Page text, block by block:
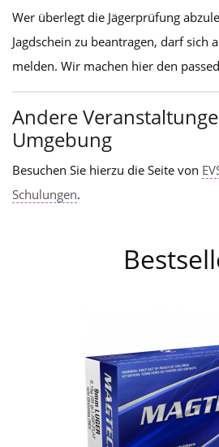
Wer überlegt die Jägerprüfung
Jagdschein zu beantragen, darf sich
melden. Wir machen hier den
Andere
Umgebung
Besuchen Sie hierzu die Seite von
Schulungen.